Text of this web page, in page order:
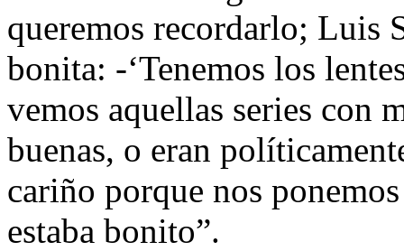
queremos recordarlo; Luis
bonita: -‘Tenemos los
vemos aquellas series con
buenas, o eran
cariño porque nos
estaba bonito”.